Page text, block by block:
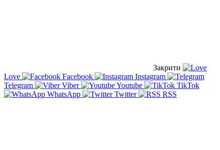
Закрити
Love
Facebook
Instagram
Telegram
Viber Youtube
TikTok
WhatsApp
Twitter RSS